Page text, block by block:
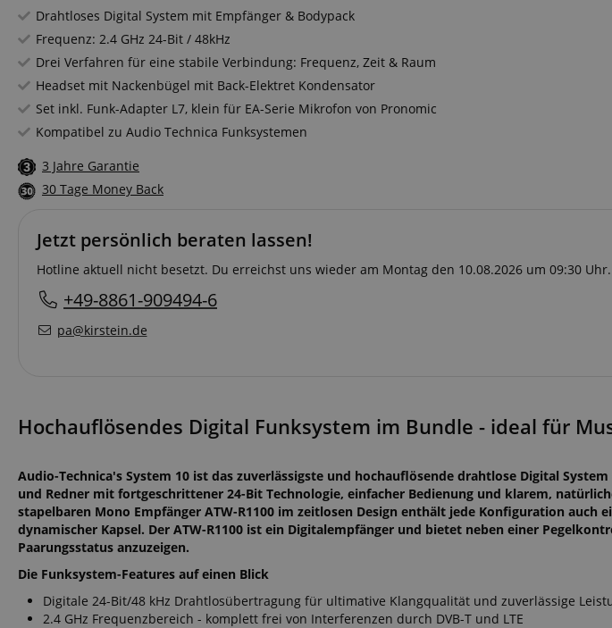
Drahtloses Digital System mit Empfänger & Bodypack
Frequenz: 2.4 GHz 24-Bit / 48kHz
Drei Verfahren für eine stabile Verbindung: Frequenz, Zeit & Raum
Headset mit Nackenbügel mit Back-Elektret Kondensator
Set inkl. Funk-Adapter L7, klein für EA-Serie Mikrofon von Pronomic
Kompatibel zu Audio Technica Funksystemen
3 Jahre Garantie
30 Tage Money Back
Jetzt persönlich beraten lassen!
Hotline aktuell nicht besetzt. Du erreichst uns wieder am Montag den 10.08.2026 um 09:30 Uhr.
+49-8861-909494-6
pa@kirstein.de
Hochauflösendes Digital Funksystem im Bundle - ideal für
Audio-Technica's System 10 ist das zuverlässigste und hochauflösende drahtlose Digital
und Redner mit fortgeschrittener 24-Bit Technologie, einfacher Bedienung und klarem,
stapelbaren Mono Empfänger ATW-R1100 im zeitlosen Design enthält jede Konfiguration auch
dynamischer Kapsel. Der ATW-R1100 ist ein Digitalempfänger und bietet neben einer
Paarungsstatus anzuzeigen.
Die Funksystem-Features auf einen Blick
Digitale 24-Bit/48 kHz Drahtlosübertragung für ultimative Klangqualität und zuverlässige
2.4 GHz Frequenzbereich - komplett frei von Interferenzen durch DVB-T und LTE